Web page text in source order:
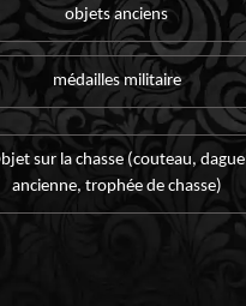
objets anciens
médailles militaire
sur la chasse (couteau, dague
ancienne, trophée de chasse)